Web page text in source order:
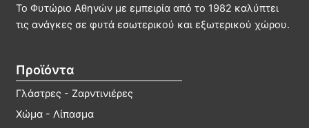
Το Φυτώριο Αθηνών με εμπειρία από το 1982 καλύπτει
τις ανάγκες σε φυτά εσωτερικού και εξωτερικού χώρου.
Προϊόντα
Γλάστρες - Ζαρντινιέρες
Χώμα - Λίπασμα